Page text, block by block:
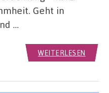
Geht in
…
WEITERLESEN